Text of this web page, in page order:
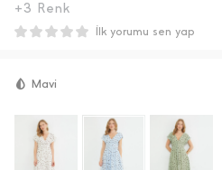
+3 Renk
İlk yorumu sen yap
Mavi